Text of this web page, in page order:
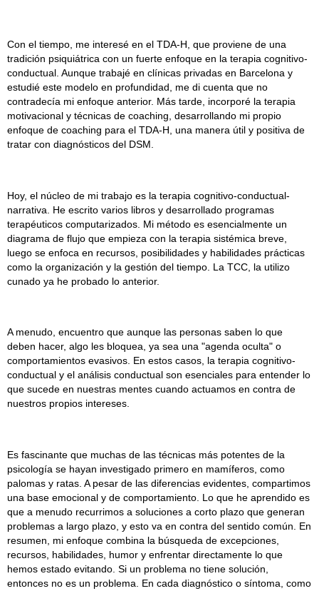
Con el tiempo, me interesé en el TDA-H, que proviene de una
tradición psiquiátrica con un fuerte enfoque en la terapia cognitivo-
conductual. Aunque trabajé en clínicas privadas en Barcelona y
estudié este modelo en profundidad, me di cuenta que no
contradecía mi enfoque anterior. Más tarde, incorporé la terapia
motivacional y técnicas de coaching, desarrollando mi propio
enfoque de coaching para el TDA-H, una manera útil y positiva de
tratar con diagnósticos del DSM.
Hoy, el núcleo de mi trabajo es la terapia cognitivo-conductual-
narrativa. He escrito varios libros y desarrollado programas
terapéuticos computarizados. Mi método es esencialmente un
diagrama de flujo que empieza con la terapia sistémica breve,
luego se enfoca en recursos, posibilidades y habilidades prácticas
como la organización y la gestión del tiempo. La TCC, la utilizo
cunado ya he probado lo anterior.
A menudo, encuentro que aunque las personas saben lo que
deben hacer, algo les bloquea, ya sea una "agenda oculta" o
comportamientos evasivos. En estos casos, la terapia cognitivo-
conductual y el análisis conductual son esenciales para entender lo
que sucede en nuestras mentes cuando actuamos en contra de
nuestros propios intereses.
Es fascinante que muchas de las técnicas más potentes de la
psicología se hayan investigado primero en mamíferos, como
palomas y ratas. A pesar de las diferencias evidentes, compartimos
una base emocional y de comportamiento. Lo que he aprendido es
que a menudo recurrimos a soluciones a corto plazo que generan
problemas a largo plazo, y esto va en contra del sentido común. En
resumen, mi enfoque combina la búsqueda de excepciones,
recursos, habilidades, humor y enfrentar directamente lo que
hemos estado evitando. Si un problema no tiene solución,
entonces no es un problema. En cada diagnóstico o síntoma, como